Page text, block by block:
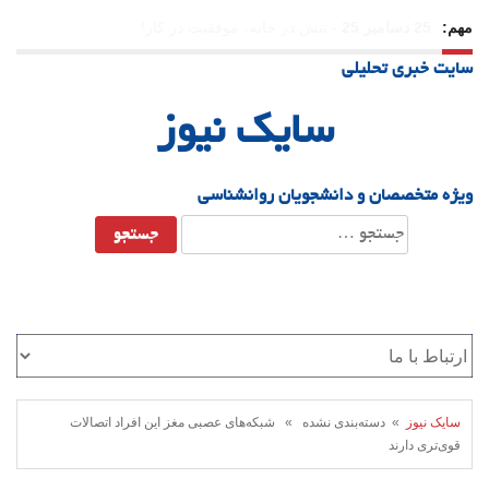
مهم:
21 دسامبر 25
سایت خبری تحلیلی
سایک نیوز
ویژه متخصصان و دانشجویان روانشناسی
جستجو
برای:
سایک نیوز
» دسته‌بندی نشده » شبکه‌های عصبی مغز این افراد اتصالات
قوی‌تری دارند